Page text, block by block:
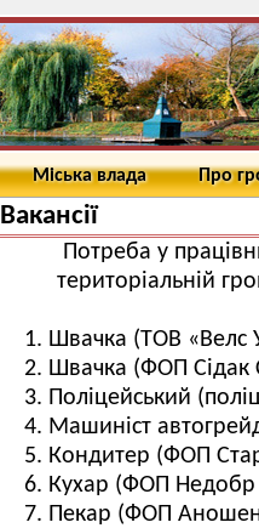
Міська влада Про
Вакансії
Потреба у
територіальній
Швачка (ТОВ «Велс
Швачка (ФОП Сідак
Поліцейський
Машиніст
Кондитер (ФОП
Кухар (ФОП
Пекар (ФОП